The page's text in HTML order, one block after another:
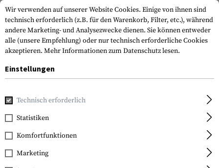
Home Ausrüstung
FILTER
Wir verwenden auf unserer Website Cookies. Einige von ihnen sind
technisch erforderlich (z.B. für den Warenkorb, Filter, etc.), während
andere Marketing- und Analysezwecke dienen. Sie können entweder
alle (unsere Empfehlung) oder nur technisch erforderliche Cookies
akzeptieren. Mehr Informationen zum Datenschutz lesen.
Einstellungen
Technisch erforderlich
Statistiken
Komfortfunktionen
Marketing